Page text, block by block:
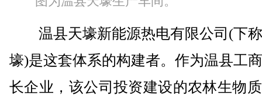
温县天壕新能源热电有限公司(下
壕)是这套体系的构建者。作为温县工
长企业，该公司投资建设的农林生物